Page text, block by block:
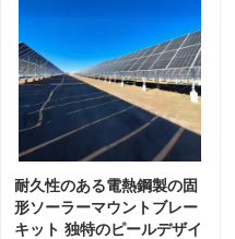
耐久性のある電熱鋼製の固
形ソーラーマウントブレー
キット 独特のピールデザイ